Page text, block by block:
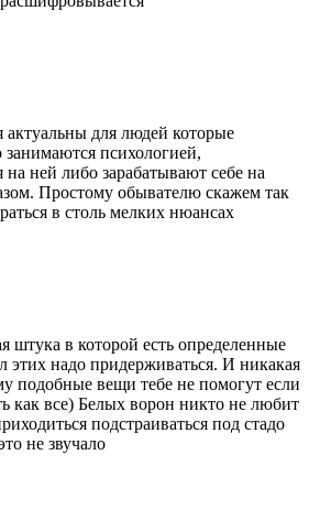
для людей которые
психологией,
ней либо зарабатывают себе на
Простому обывателю скажем так
в столь мелких нюансах
штука в которой есть определенные
этих надо придерживаться. И никакая
подобные вещи тебе не помогут если
как все) Белых ворон никто не любит
подстраиваться под стадо
не звучало